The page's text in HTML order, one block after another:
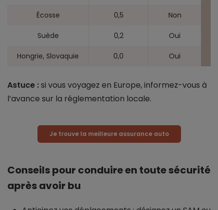
Écosse 0,5 Non
Suède 0,2 Oui
Hongrie, Slovaquie 0,0 Oui
Astuce :si vous voyagez en Europe, informez-vous à
l’avance sur la réglementation locale.
Je trouve la meilleure assurance auto
Conseils pour conduire en toute sécurité
après avoir bu